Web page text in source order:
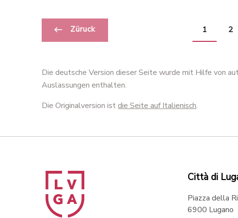
Züruck 1 2
Die deutsche Version dieser Seite wurde mit Hilfe von
Auslassungen enthalten.
Die Originalversion istdie Seite auf Italienisch.
Città di
Piazza della
6900 Lugano